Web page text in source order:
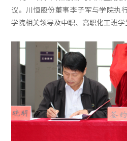
议。川恒股份董事李子军与学院执
学院相关领导及中职、高职化工班学